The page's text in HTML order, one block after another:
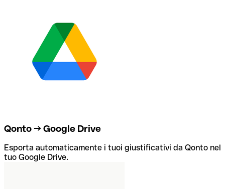
Qonto → Google Drive
Esporta automaticamente i tuoi giustificativi da Qonto nel
tuo Google Drive.